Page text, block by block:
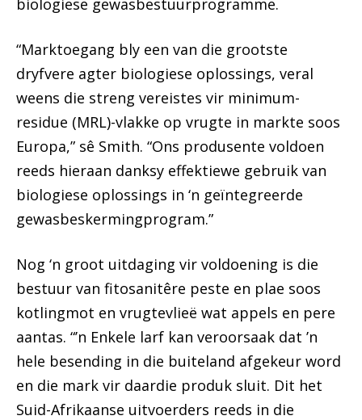
biologiese gewasbestuurprogramme.
“Marktoegang bly een van die grootste
dryfvere agter biologiese oplossings, veral
weens die streng vereistes vir minimum-
residue (MRL)-vlakke op vrugte in markte soos
Europa,” sê Smith. “Ons produsente voldoen
reeds hieraan danksy effektiewe gebruik van
biologiese oplossings in ‘n geïntegreerde
gewasbeskermingprogram.”
Nog ‘n groot uitdaging vir voldoening is die
bestuur van fitosanitêre peste en plae soos
kotlingmot en vrugtevlieë wat appels en pere
aantas. “’n Enkele larf kan veroorsaak dat ’n
hele besending in die buiteland afgekeur word
en die mark vir daardie produk sluit. Dit het
Suid-Afrikaanse uitvoerders reeds in die